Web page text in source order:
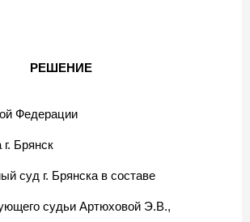
РЕШЕНИЕ
Федерации
Брянск
суд г. Брянска в составе
судьи Артюховой Э.В.,